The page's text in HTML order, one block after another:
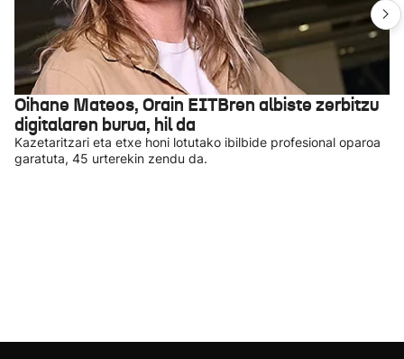
Oihane Mateos, Orain EITBren albiste zerbitzu
digitalaren burua, hil da
Kazetaritzari eta etxe honi lotutako ibilbide profesional oparoa
garatuta, 45 urterekin zendu da.